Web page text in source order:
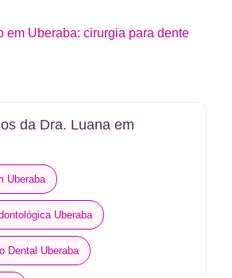
em Uberaba: cirurgia para dente
da Dra. Luana em
Uberaba
Uberaba
Dental Uberaba